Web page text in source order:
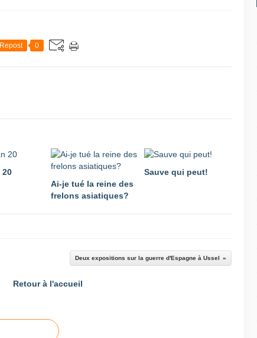
Repost 0
20
Ai-je tué la reine des
frelons asiatiques?
Sauve qui peut!
Deux expositions sur la guerre d'Espagne à Ussel
Retour à l'accueil